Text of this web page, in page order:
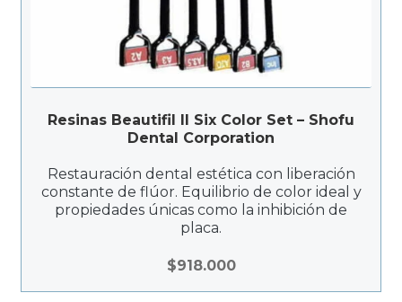
Resinas Beautifil II Six Color Set – Shofu
Dental Corporation
Restauración dental estética con liberación
constante de flúor. Equilibrio de color ideal y
propiedades únicas como la inhibición de
placa.
$918.000